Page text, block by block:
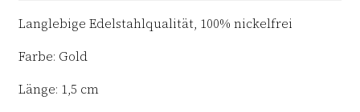
Langlebige Edelstahlqualität, 100% nickelfrei
Farbe: Gold
Länge: 1,5 cm